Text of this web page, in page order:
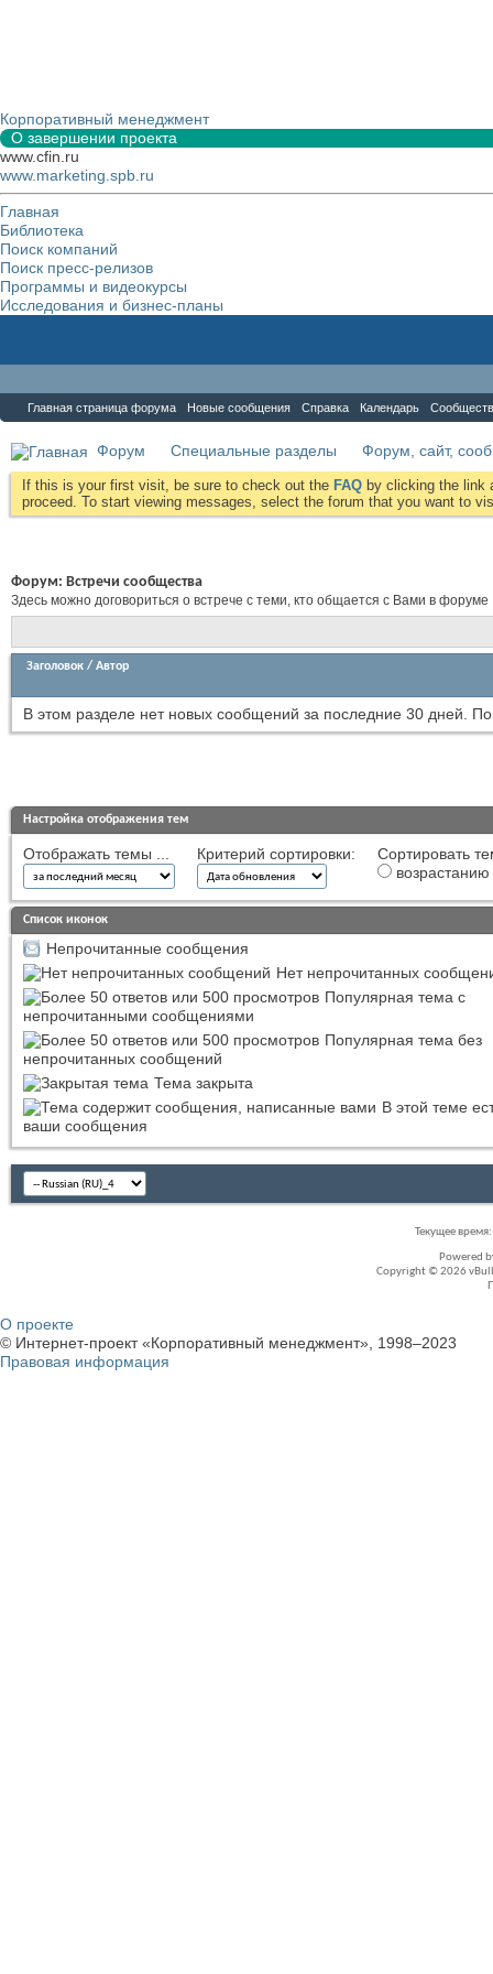
Корпоративный менеджмент
О завершении проекта
www.cfin.ru
www.marketing.spb.ru
Главная
Библиотека
Поиск компаний
Поиск пресс-релизов
Программы и видеокурсы
Исследования и бизнес-планы
Главная страница форума Новые сообщения Справка Календарь
Форум Специальные разделы Форум, сайт,
If this is your first visit, be sure to check out the FAQ by clicking the link
proceed. To start viewing messages, select the forum that you want to
Форум: Встречи сообщества
Здесь можно договориться о встрече с теми, кто общается с Вами в форуме
Заголовок / Автор
В этом разделе нет новых сообщений за последние 30 дней.
Настройка отображения тем
Отображать темы ... Критерий сортировки:
Сортировать
возрастанию
Список иконок
Непрочитанные сообщения
Нет непрочитанных
Популярная тема с
непрочитанными сообщениями
Популярная тема без
непрочитанных сообщений
Тема закрыта
В этой теме
ваши сообщения
Текущее время:
Powered
Copyright © 2026
О проекте
© Интернет-проект «Корпоративный менеджмент», 1998–2023
Правовая информация